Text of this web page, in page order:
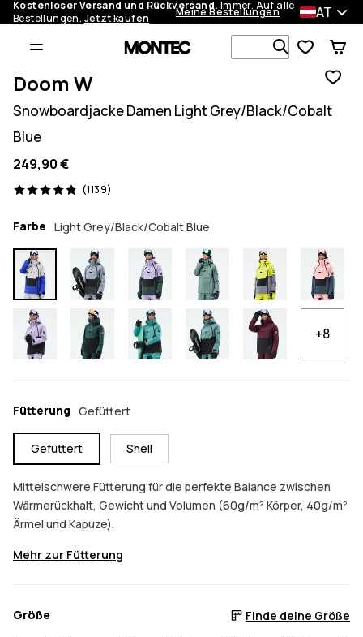
Kostenloser Versand und Rückversand. Immer. Auf alle
Bestellungen. Jetzt kaufen Meine Bestellungen AT
Doom W
Snowboardjacke Damen Light Grey/Black/Cobalt
Blue
249,90 €
(1139)
1139 Reviews, 4.8/5
Farbe Light Grey/Black/Cobalt Blue
+8
Fütterung Gefüttert
Gefüttert Shell
Mittelschwere Fütterung für die perfekte Balance zwischen
Wärmerückhalt, Gewicht und Volumen (60g/m² Körper, 40g/m²
Ärmel und Kapuze).
Mehr zur Fütterung
Größe Finde deine Größe